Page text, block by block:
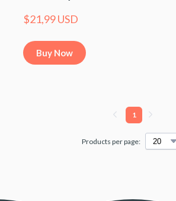
$21,99 USD
Buy Now
Products per page:
1